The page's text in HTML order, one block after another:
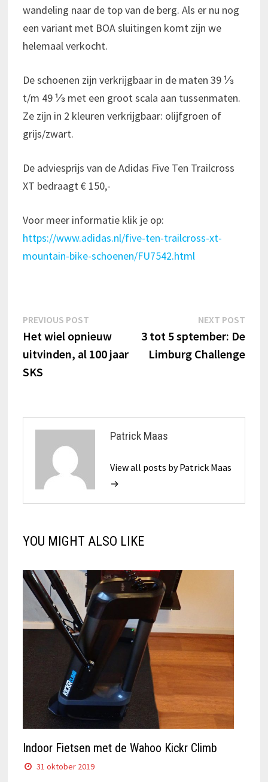
wandeling naar de top van de berg. Als er nu nog
een variant met BOA sluitingen komt zijn we
helemaal verkocht.
De schoenen zijn verkrijgbaar in de maten 39 ⅓
t/m 49 ⅓ met een groot scala aan tussenmaten.
Ze zijn in 2 kleuren verkrijgbaar: olijfgroen of
grijs/zwart.
De adviesprijs van de Adidas Five Ten Trailcross
XT bedraagt € 150,-
Voor meer informatie klik je op:
https://www.adidas.nl/five-ten-trailcross-xt-
mountain-bike-schoenen/FU7542.html
Bericht
navigatie
PREVIOUS POSTPrevious
post:
Het wiel opnieuw
uitvinden, al 100 jaar
SKS
NEXT POST
post:
3 tot 5 sptember: De
Limburg Challenge
Patrick Maas
View all posts by Patrick Maas
→
YOU MIGHT ALSO LIKE
Indoor Fietsen met de Wahoo Kickr Climb
31 oktober 2019